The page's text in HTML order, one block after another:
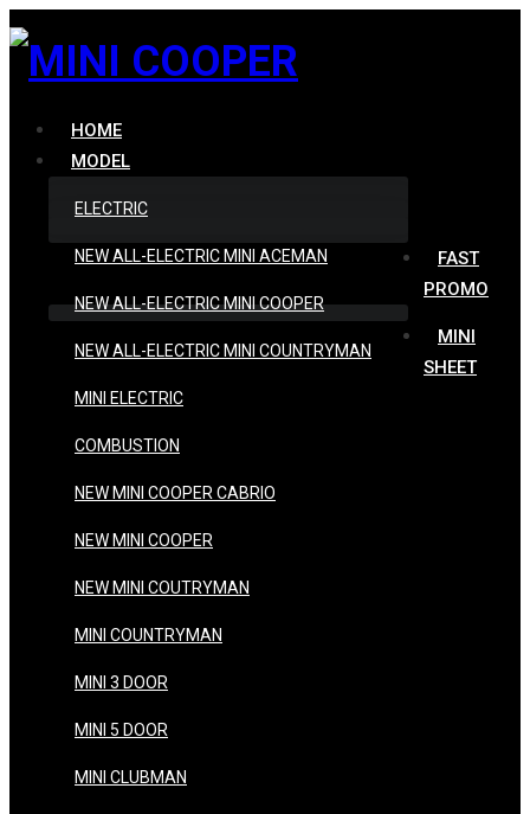
HOME
MODEL
ELECTRIC
NEW ALL-ELECTRIC MINI ACEMAN
NEW ALL-ELECTRIC MINI COOPER
NEW ALL-ELECTRIC MINI COUNTRYMAN
MINI ELECTRIC
COMBUSTION
NEW MINI COOPER CABRIO
NEW MINI COOPER
NEW MINI COUTRYMAN
MINI COUNTRYMAN
MINI 3 DOOR
MINI 5 DOOR
MINI CLUBMAN
FAST
PROMO
MINI
SHEET